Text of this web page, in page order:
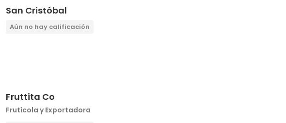
San Cristóbal
Aún no hay calificación
Fruttita Co
Frutícola y Exportadora